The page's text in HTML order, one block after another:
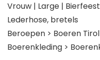
Vrouw | Large |
Lederhose, bretels
Beroepen > Boeren
Boerenkleding >